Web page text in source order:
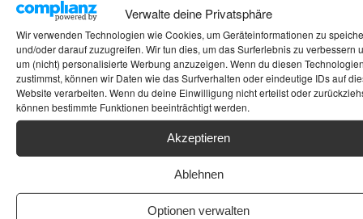
Verwalte deine Privatsphäre
Wir verwenden Technologien wie Cookies, um Geräteinformationen zu
und/oder darauf zuzugreifen. Wir tun dies, um das Surferlebnis zu verbessern
um (nicht) personalisierte Werbung anzuzeigen. Wenn du diesen
zustimmst, können wir Daten wie das Surfverhalten oder eindeutige IDs auf
Website verarbeiten. Wenn du deine Einwilligung nicht erteilst oder
können bestimmte Funktionen beeinträchtigt werden.
Akzeptieren
Ablehnen
Optionen verwalten
ANKAUF HIFI & HIGH GERÄTE: +491794761922